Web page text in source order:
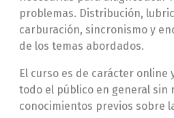
problemas. Distribución,
carburación, sincronismo y
de los temas abordados.
El curso es de carácter online
todo el público en general sin
conocimientos previos sobre